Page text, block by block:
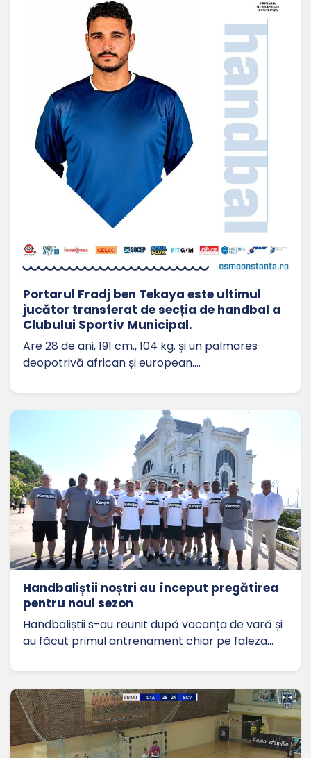
Portarul Fradj ben Tekaya este ultimul
jucător transferat de secția de handbal a
Clubului Sportiv Municipal.
Are 28 de ani, 191 cm., 104 kg. și un palmares
deopotrivă african și european.…
Handbaliștii noștri au început pregătirea
pentru noul sezon
Handbaliștii s-au reunit după vacanța de vară și
au făcut primul antrenament chiar pe faleza…